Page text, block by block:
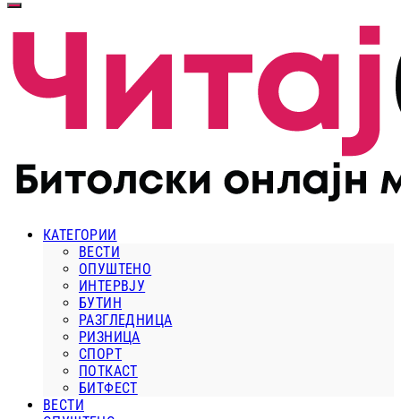
КАТЕГОРИИ
ВЕСТИ
ОПУШТЕНО
ИНТЕРВЈУ
БУТИН
РАЗГЛЕДНИЦА
РИЗНИЦА
СПОРТ
ПОТКАСТ
БИТФЕСТ
ВЕСТИ